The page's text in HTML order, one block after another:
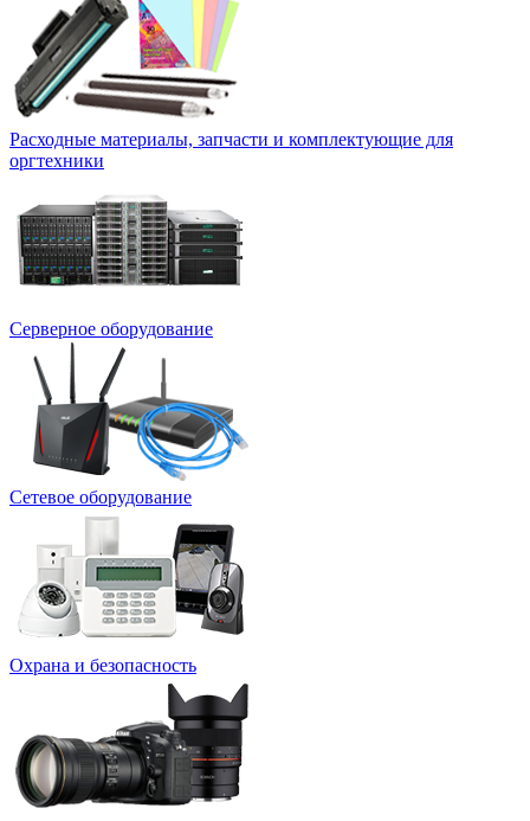
Расходные материалы, запчасти и комплектующие для
оргтехники
Серверное оборудование
Сетевое оборудование
Охрана и безопасность